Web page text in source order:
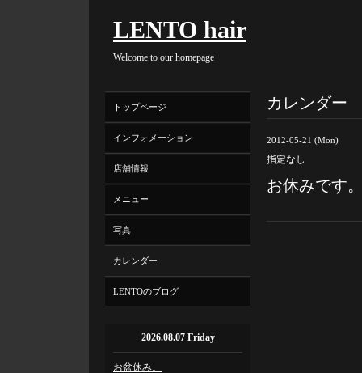
LENTO hair
Welcome to our homepage
カレンダー
2012-05-21 (Mon)
指定なし
お休みです
トップページ
インフォメーション
店舗情報
メニュー
写真
カレンダー
LENTOのブログ
2026.08.07 Friday
お盆休み。